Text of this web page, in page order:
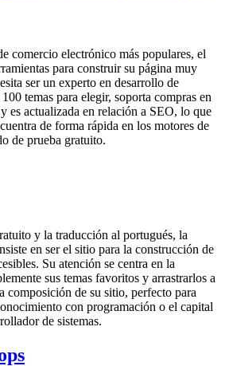
comercio electrónico más populares, el
para construir su página muy
ser un experto en desarrollo de
temas para elegir, soporta compras en
es actualizada en relación a SEO, lo que
de forma rápida en los motores de
de prueba gratuito.
y la traducción al portugués, la
en ser el sitio para la construcción de
Su atención se centra en la
sus temas favoritos y arrastrarlos a
composición de su sitio, perfecto para
con programación o el capital
de sistemas.